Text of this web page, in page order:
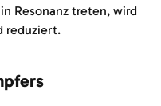
Resonanz treten, wird
reduziert.